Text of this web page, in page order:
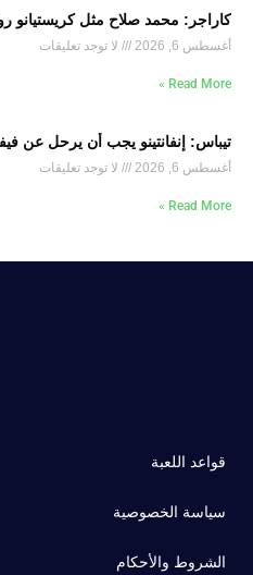
كاراجر: محمد صلاح مثل كريستيانو
أغسطس 6, 2026 لا توجد تعليقات
Read More »
تيباس: إنفانتينو يجب أن يرحل عن
أغسطس 6, 2026 لا توجد تعليقات
Read More »
قواعد اللعبة
سياسة الخصوصية
الشروط والأحكام